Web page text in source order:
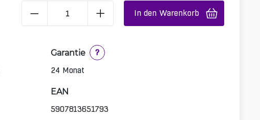
In den Warenkorb
Garantie
?
24 Monat
EAN
5907813651793